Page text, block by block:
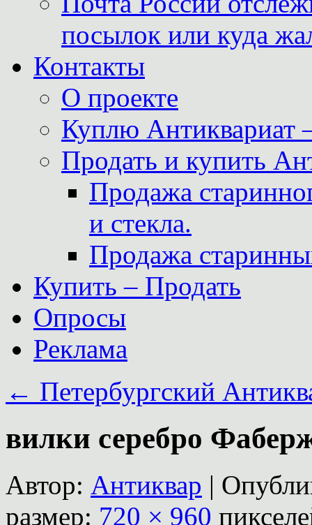
посылок или куда
Контакты
О проекте
Куплю Антиквариат
Продать и купить
Продажа
и стекла.
Продажа
Купить – Продать
Опросы
Реклама
← Петербургский
вилки серебро
Автор: Антиквар |
размер: 720 × 960